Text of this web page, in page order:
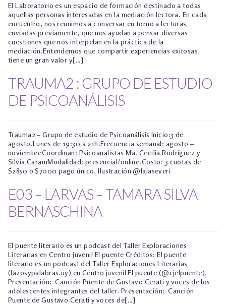
El Laboratorio es un espacio de formación destinado a todas
aquellas personas interesadas en la mediación lectora. En cada
encuentro, nos reunimos a conversar en torno a lecturas
enviadas previamente, que nos ayudan a pensar diversas
cuestiones que nos interpelan en la práctica de la
mediación.Entendemos que compartir experiencias exitosas
tiene un gran valor y[…]
TRAUMA2 : GRUPO DE ESTUDIO
DE PSICOANÁLISIS
Trauma2 – Grupo de estudio de Psicoanálisis Inicio:3 de
agosto.Lunes de 19:30 a 21h.Frecuencia semanal: agosto –
noviembreCoordinan: Psicoanalistas Ma. Cecilia Rodríguez y
Silvia CaramModalidad: presencial/online.Costo: 3 cuotas de
$2850 o $7000 pago único. Ilustración @lalaseveri
E03 – LARVAS – TAMARA SILVA
BERNASCHINA
El puente literario es un podcast del Taller Exploraciones
Literarias en Centro juvenil El puente Créditos: El puente
literario es un podcast del Taller Exploraciones Literarias
(lazosypalabras.uy) en Centro juvenil El puente (@cjelpuente).
Presentación: Canción Puente de Gustavo Cerati y voces de los
adolescentes integrantes del taller. Presentación: Canción
Puente de Gustavo Cerati y voces de[…]